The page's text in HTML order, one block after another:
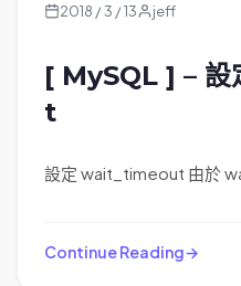
2018 / 3 / 13 jeff
[ MySQL ] –
t
設定 wait_timeout 由於
Continue Reading